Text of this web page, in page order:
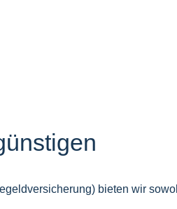
bieten wir